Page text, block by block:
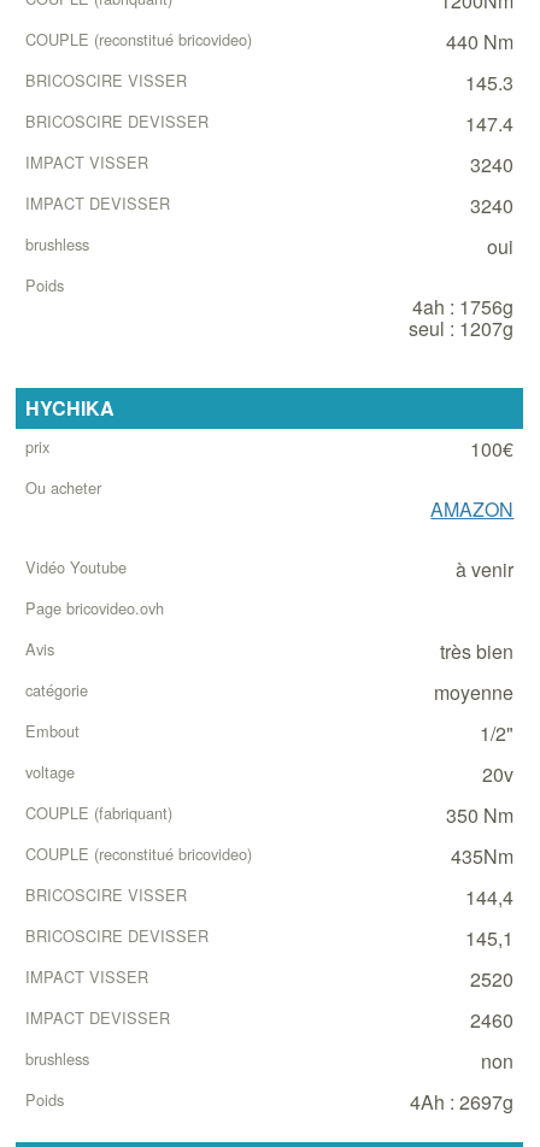
440 Nm
145.3
147.4
3240
3240
oui
4ah : 1756g
seul : 1207g
HYCHIKA
100€
AMAZON
à venir
très bien
moyenne
1/2"
20v
350 Nm
435Nm
144,4
145,1
2520
2460
non
4Ah : 2697g